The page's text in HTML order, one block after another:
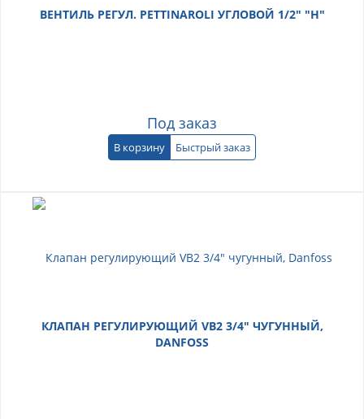
ВЕНТИЛЬ РЕГУЛ. PETTINAROLI УГЛОВОЙ 1/2" "Н"
Под заказ
В корзину Быстрый заказ
КЛАПАН РЕГУЛИРУЮЩИЙ VB2 3/4" ЧУГУННЫЙ,
DANFOSS